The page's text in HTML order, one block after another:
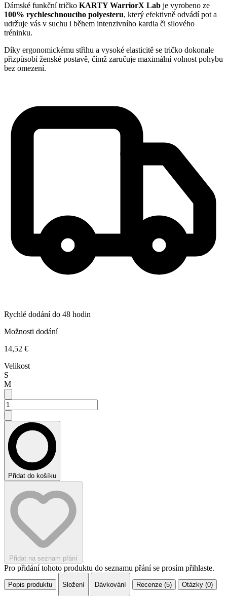
Dámské funkční tričko KARTY WarriorX Lab je vyrobeno ze
100% rychleschnoucího polyesteru, který efektivně odvádí pot a
udržuje vás v suchu i během intenzivního kardia či silového
tréninku.
Díky ergonomickému střihu a vysoké elasticitě se tričko dokonale
přizpůsobí ženské postavě, čímž zaručuje maximální volnost pohybu
bez omezení.
Rychlé dodání do 48 hodin
Možnosti dodání
14,52 €
Velikost
S
M
Přidat do košíku
Přidat na seznam přání
Pro přidání tohoto produktu do seznamu přání se prosím přihlaste.
Popis produktu Složení Dávkování Recenze (5) Otázky (0)